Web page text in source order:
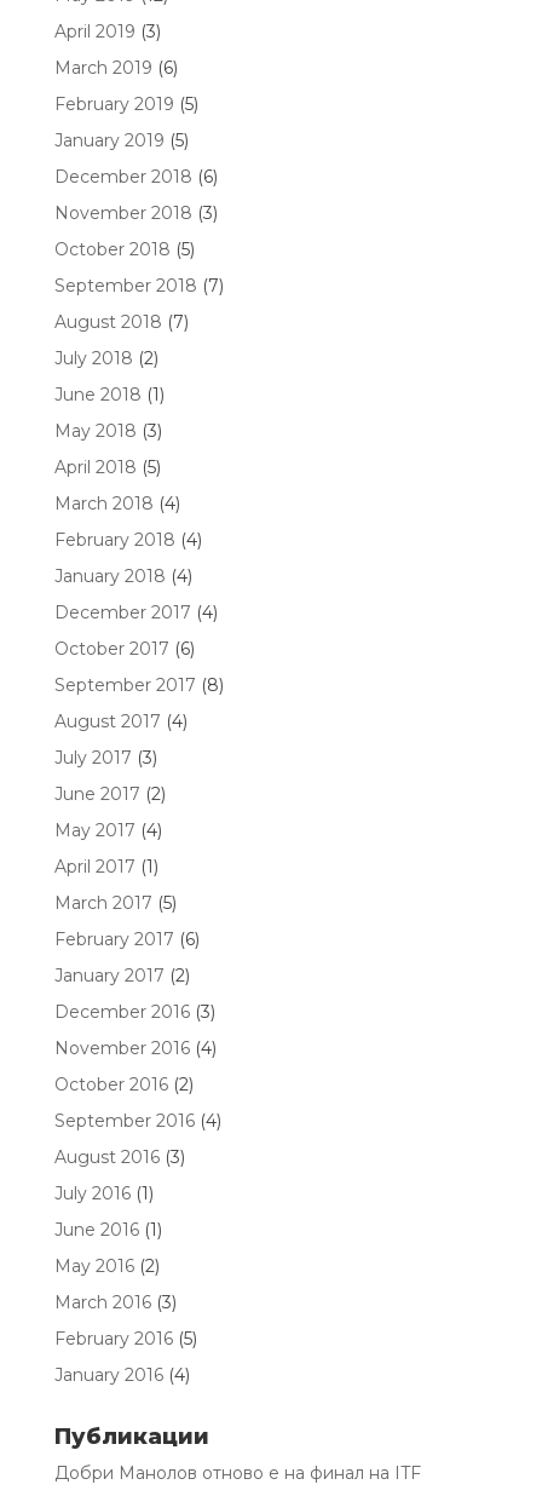
April 2019 (3)
March 2019 (6)
February 2019 (5)
January 2019 (5)
December 2018 (6)
November 2018 (3)
October 2018 (5)
September 2018 (7)
August 2018 (7)
July 2018 (2)
June 2018 (1)
May 2018 (3)
April 2018 (5)
March 2018 (4)
February 2018 (4)
January 2018 (4)
December 2017 (4)
October 2017 (6)
September 2017 (8)
August 2017 (4)
July 2017 (3)
June 2017 (2)
May 2017 (4)
April 2017 (1)
March 2017 (5)
February 2017 (6)
January 2017 (2)
December 2016(3)
November 2016(4)
October 2016(2)
September 2016(4)
August 2016(3)
July 2016(1)
June 2016(1)
May 2016(2)
March 2016(3)
February 2016(5)
January 2016(4)
Публикации
Добри Манолов отново е на финал на ITF